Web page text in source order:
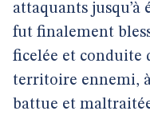
attaquants
fut finalement
ficelée et conduite
territoire ennemi,
battue et